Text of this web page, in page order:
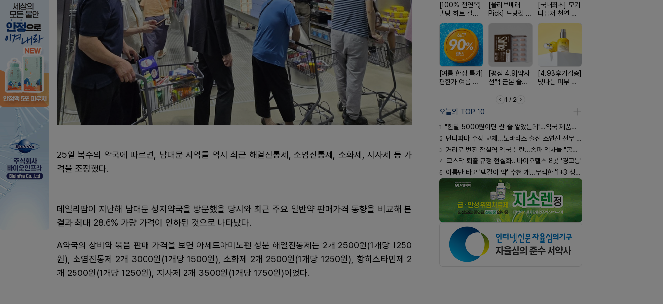
25일 복수의 약국에 따르면, 남대문 지역들 역시 최근 해열진통제, 소염진통제, 소화제, 지사제 등 가
격을 조정했다.
데일리팜이 지난해 남대문 성지약국을 방문했을 당시와 최근 주요 일반약 판매가격 동향을 비교해 본
결과 최대 28.6% 가량 가격이 인하된 것으로 나타났다.
A약국의 상비약 묶음 판매 가격을 보면 아세트아미노펜 성분 해열진통제는 2개 2500원(1개당 1250
원), 소염진통제 2개 3000원(1개당 1500원), 소화제 2개 2500원(1개당 1250원), 항히스타민제 2
개 2500원(1개당 1250원), 지사제 2개 3500원(1개당 1750원)이었다.
[100% 천연옥]
멜팅 하트 괄사
마사지기
[올리브베러
Pick] 드링킷 건
강음료
[국내최초] 모기
디퓨저 천연 계
피 모키센트 디
[여름 한정 특가]
편한가 여름 쿨
[평점 4.9]약사
선택 근본 솔루
[4.98후기검증]
빛나는 피부 오
1 / 2
오늘의 TOP 10
1 "한달 5000원이면 싼 줄 알았는데"…약국 제품과 비교해보니
2 먼디파마 수장 교체...노바티스 출신 조연진 전무 내정
3 거리로 번진 잠실역 약국 논란…송파 약사들 "공공성 훼손"
4 코스닥 퇴출 규정 현실화…바이오헬스 8곳 '경고등'
5 이름만 바꾼 '택갈이 약' 수천 개…무색한 '1+3 생동'